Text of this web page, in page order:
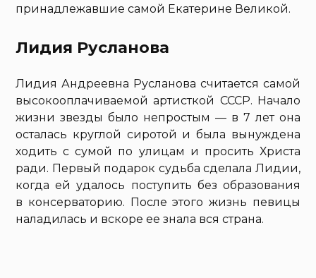
принадлежавшие самой Екатерине Великой.
Лидия Русланова
Лидия Андреевна Русланова считается самой
высокооплачиваемой артисткой СССР. Начало
жизни звезды было непростым — в 7 лет она
осталась круглой сиротой и была вынуждена
ходить с сумой по улицам и просить Христа
ради. Первый подарок судьба сделала Лидии,
когда ей удалось поступить без образования
в консерваторию. После этого жизнь певицы
наладилась и вскоре ее знала вся страна.